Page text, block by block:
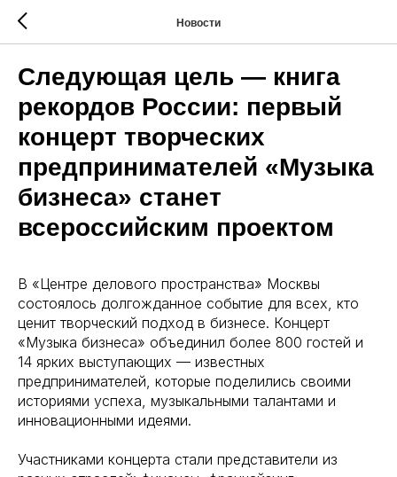
Новости
Следующая цель — книга
рекордов России: первый
концерт творческих
предпринимателей «Музыка
бизнеса» станет
всероссийским проектом
В «Центре делового пространства» Москвы
состоялось долгожданное событие для всех, кто
ценит творческий подход в бизнесе. Концерт
«Музыка бизнеса» объединил более 800 гостей и
14 ярких выступающих — известных
предпринимателей, которые поделились своими
историями успеха, музыкальными талантами и
инновационными идеями.
Участниками концерта стали представители из